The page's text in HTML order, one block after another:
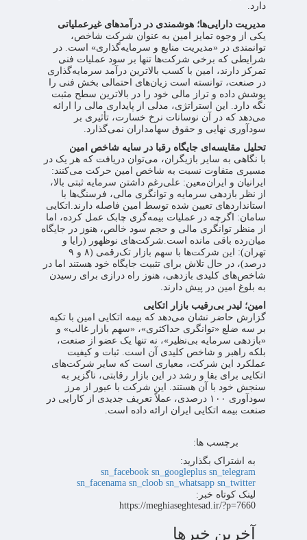
دارد.
مدیریت دارایی‌ها؛ هوشمندی در درآمدهای غیرعملیاتی
یکی از وجوه تمایز امین به عنوان شرکت شاخص،
توانمندی در «مدیریت منابع و سرمایه‌گذاری» است. در
شرایطی که برخی شرکت‌ها تنها بر سود عملیات فنی
تمرکز دارند، امین با کسب بالاترین درآمد سرمایه‌گذاری
در صنعت، توانسته است زیان‌های احتمالی بخش فنی را
پوشش داده و تراز مالی خود را در بالاترین سطح مثبت
نگه دارد. این استراتژی، مدلی از پایداری مالی را ارائه
می‌دهد که در آن نوسانات نرخ خسارت، تأثیری بر
سودآوری نهایی و حقوق سهامداران نمی‌گذارد.
تحلیل مقایسه‌ای جایگاه رقبا در سایه شاخص امین
با نگاهی به سایر بازیگران، می‌توان دریافت که هر یک در
مسیری متفاوت نسبت به شاخص امین حرکت می‌کنند:
ایرانیان و ایران‌معین: علی‌رغم داشتن سرمایه ثبتی بالا،
از نظر بازدهی سرمایه و توانگری مالی، فرسنگ‌ها با
استانداردهای تعیین شده توسط امین فاصله دارند.اتکایی
سامان: اگرچه در عملیات بیمه‌گری چابک عمل کرده، اما
از منظر توانگری مالی و حجم سود خالص، هنوز در جایگاه
میان‌رده باقی مانده است.شرکت‌های نوظهور (رایا و
تهران): این شرکت‌ها با سهم بازار تک‌رقمی (۸ و ۹
درصد)، در حال تلاش برای تثبیت جایگاه خود هستند اما در
شاخص‌های کلیدی بازدهی، هنوز راه درازی برای رسیدن
به بلوغ امین در پیش دارند.
امین؛ لیدر بی‌رقیب بازار اتکایی
گزارش حاضر نشان می‌دهد که بیمه اتکایی امین با تکیه
بر سه ضلع «توانگری حداکثری»، «سهم بازار غالب» و
«بازدهی سرمایه بی‌نظیر»، نه تنها یک عضو از صنعت،
بلکه راهبر و شاخص کلیدی آن است. ثبات و کیفیت
عملکرد این شرکت، معیاری است که سایر شرکت‌های
اتکایی برای بقا و رشد در این بازار رقابتی، ناگزیر به
سنجش خود با آن هستند. این شرکت با عبور از مرز
سودآوری ۱۰۰ درصدی، عملاً تعریف جدیدی از کارایی در
صنعت بیمه اتکایی ایران ارائه داده است.
برچسب ها:
به اشتراک بگذارید:
sn_facebook sn_googleplus sn_telegram
sn_facenama sn_cloob sn_whatsapp sn_twitter
لینک کوتاه خبر:
https://meghiaseghtesad.ir/?p=7660
آخرین خبرها